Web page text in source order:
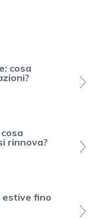
cosa
rinnova?
estive fino